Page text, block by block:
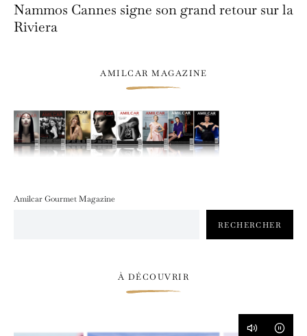
Nammos Cannes signe son grand retour sur la
Riviera
AMILCAR MAGAZINE
Amilcar Gourmet Magazine
RECHERCHER
À DÉCOUVRIR